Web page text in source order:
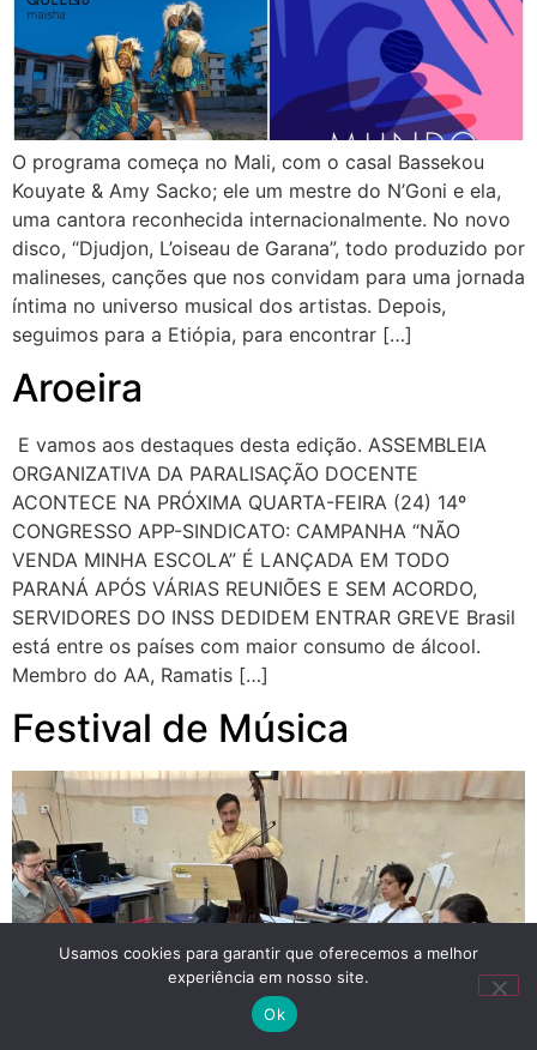
O programa começa no Mali, com o casal Bassekou
Kouyate & Amy Sacko; ele um mestre do N’Goni e ela,
uma cantora reconhecida internacionalmente. No novo
disco, “Djudjon, L’oiseau de Garana”, todo produzido por
malineses, canções que nos convidam para uma jornada
íntima no universo musical dos artistas. Depois,
seguimos para a Etiópia, para encontrar […]
Aroeira
E vamos aos destaques desta edição. ASSEMBLEIA
ORGANIZATIVA DA PARALISAÇÃO DOCENTE
ACONTECE NA PRÓXIMA QUARTA-FEIRA (24) 14º
CONGRESSO APP-SINDICATO: CAMPANHA “NÃO
VENDA MINHA ESCOLA” É LANÇADA EM TODO
PARANÁ APÓS VÁRIAS REUNIÕES E SEM ACORDO,
SERVIDORES DO INSS DEDIDEM ENTRAR GREVE Brasil
está entre os países com maior consumo de álcool.
Membro do AA, Ramatis […]
Festival de Música
Usamos cookies para garantir que oferecemos a melhor
experiência em nosso site.
Ok